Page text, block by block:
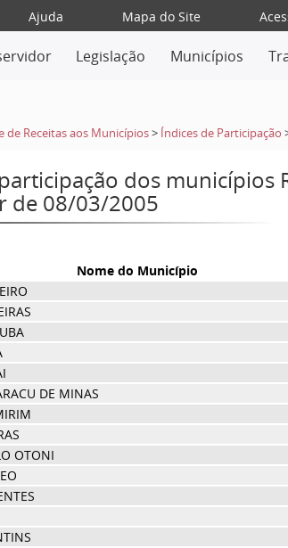
Ajuda Mapa do Site
Legislação Municípios
de Receitas aos Municípios > Índices de Participação
dos municípios
de 08/03/2005
Nome do Município
DE MINAS
OTONI